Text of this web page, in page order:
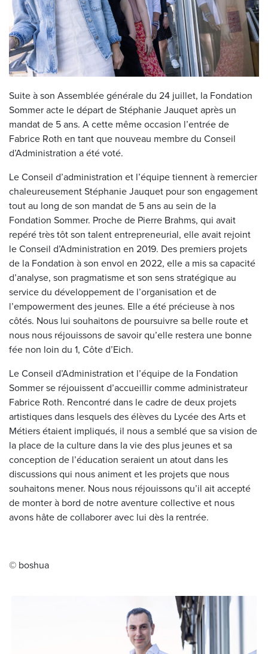
Suite à son Assemblée générale du 24 juillet, la Fondation
Sommer acte le départ de Stéphanie Jauquet après un
mandat de 5 ans. A cette même occasion l’entrée de
Fabrice Roth en tant que nouveau membre du Conseil
d’Administration a été voté.
Le Conseil d’administration et l’équipe tiennent à remercier
chaleureusement Stéphanie Jauquet pour son engagement
tout au long de son mandat de 5 ans au sein de la
Fondation Sommer. Proche de Pierre Brahms, qui avait
repéré très tôt son talent entrepreneurial, elle avait rejoint
le Conseil d’Administration en 2019. Des premiers projets
de la Fondation à son envol en 2022, elle a mis sa capacité
d’analyse, son pragmatisme et son sens stratégique au
service du développement de l’organisation et de
l’empowerment des jeunes. Elle a été précieuse à nos
côtés. Nous lui souhaitons de poursuivre sa belle route et
nous nous réjouissons de savoir qu’elle restera une bonne
fée non loin du 1, Côte d’Eich.
Le Conseil d’Administration et l’équipe de la Fondation
Sommer se réjouissent d’accueillir comme administrateur
Fabrice Roth. Rencontré dans le cadre de deux projets
artistiques dans lesquels des élèves du Lycée des Arts et
Métiers étaient impliqués, il nous a semblé que sa vision de
la place de la culture dans la vie des plus jeunes et sa
conception de l’éducation seraient un atout dans les
discussions qui nous animent et les projets que nous
souhaitons mener. Nous nous réjouissons qu’il ait accepté
de monter à bord de notre aventure collective et nous
avons hâte de collaborer avec lui dès la rentrée.
© boshua